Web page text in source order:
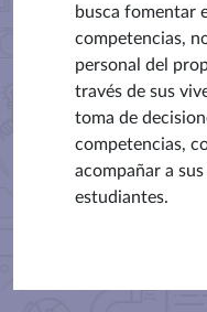
busca fomentar
competencias,
personal del
través de sus
toma de
competencias,
acompañar a
estudiantes.